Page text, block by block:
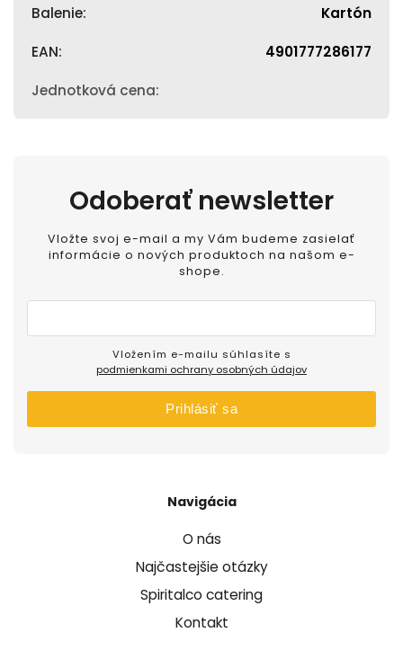
Balenie: Kartón
EAN: 4901777286177
Jednotková cena:
Navigácia
O nás
Najčastejšie otázky
Spiritalco catering
Kontakt
Odoberať newsletter
Vložte svoj e-mail a my Vám budeme zasielať
informácie o nových produktoch na našom e-
shope.
podmienkami ochrany osobných údajov
Prihlásiť sa